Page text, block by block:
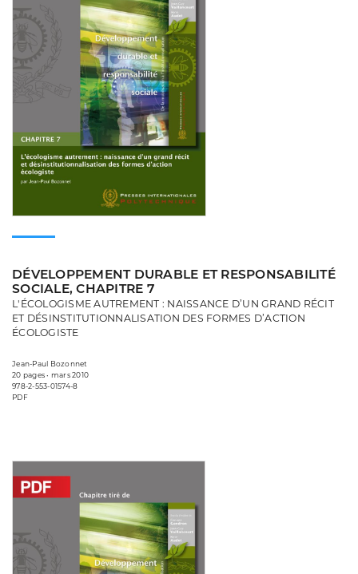
DÉVELOPPEMENT DURABLE ET RESPONSABILITÉ
SOCIALE, CHAPITRE 7
L'ÉCOLOGISME AUTREMENT : NAISSANCE D’UN GRAND RÉCIT
ET DÉSINSTITUTIONNALISATION DES FORMES D’ACTION
ÉCOLOGISTE
Jean-Paul Bozonnet
20 pages • mars 2010
978-2-553-01574-8
PDF